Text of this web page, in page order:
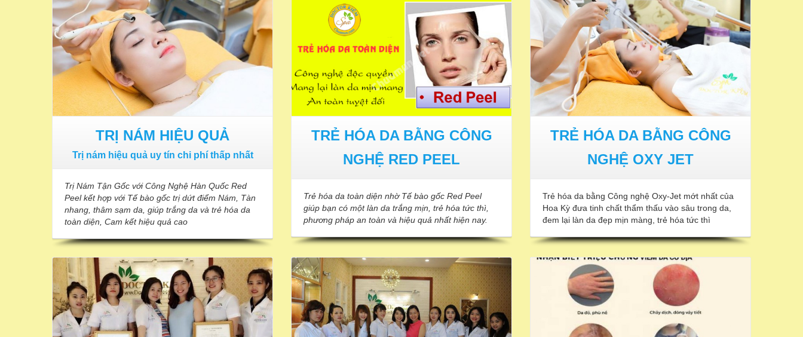
TRỊ NÁM TẬN GỐC
TRỊ NÁM HIỆU QUẢ
Trị nám hiệu quả uy tín chi phí thấp nhất
Trị Nám Tận Gốc với Công Nghệ Hàn Quốc Red
Peel kết hợp với Tế bào gốc trị dứt điểm Nám, Tàn
nhang, thâm sạm da, giúp trắng da và trẻ hóa da
toàn diện, Cam kết hiệu quả cao
TRẺ RA TỪ 6-12 TUỔI
TRẺ HÓA DA BẰNG CÔNG
NGHỆ RED PEEL
Trẻ hóa da toàn diện nhờ Tế bào gốc Red Peel
giúp bạn có một làn da trắng mịn, trẻ hóa tức thì,
phương pháp an toàn và hiệu quả nhất hiện nay.
CHĂM SÓC DA MẶT CAO CẤP
TRẺ HÓA DA BẰNG CÔNG
NGHỆ OXY JET
Trẻ hóa da bằng Công nghệ Oxy-Jet mớt nhất của
Hoa Kỳ đưa tinh chất thẩm thấu vào sâu trong da,
đem lại làn da đẹp mịn màng, trẻ hóa tức thì
Dạy Nghề Spa